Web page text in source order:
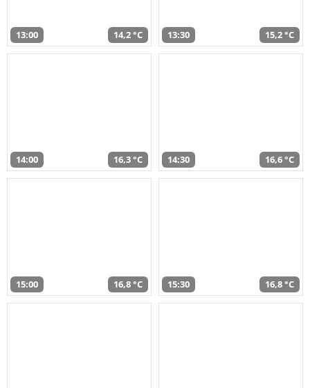
13:00 14,2 °C 13:30 15,2 °C
14:00 16,3 °C 14:30 16,6 °C
15:00 16,8 °C 15:30 16,8 °C